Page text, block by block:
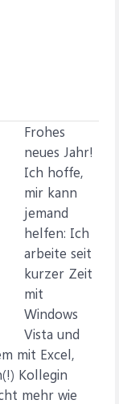
Frohes
neues Jahr!
Ich hoffe,
mir kann
jemand
helfen: Ich
arbeite seit
kurzer Zeit
mit
Windows
Vista und
mit Excel,
Kollegin
mehr wie